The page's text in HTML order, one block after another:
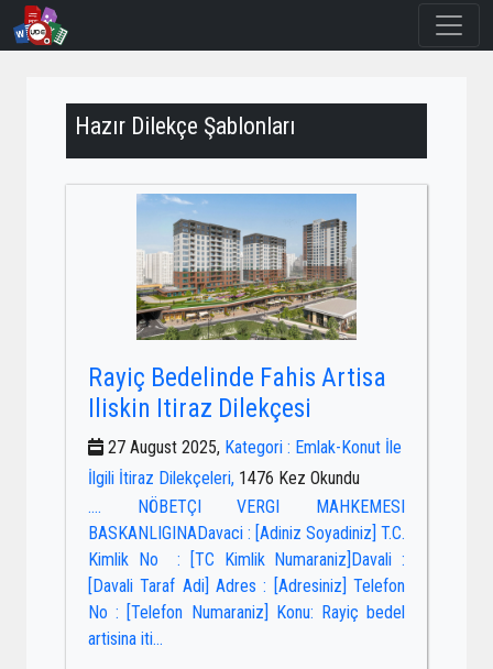
Hazır Dilekçe Şablonları
Rayiç Bedelinde Fahis Artisa
Iliskin Itiraz Dilekçesi
27 August 2025, Kategori : Emlak-Konut İle
İlgili İtiraz Dilekçeleri, 1476 Kez Okundu
…. NÖBETÇI VERGI MAHKEMESI
BASKANLIGINADavaci : [Adiniz Soyadiniz] T.C.
Kimlik No : [TC Kimlik Numaraniz]Davali :
[Davali Taraf Adi] Adres : [Adresiniz] Telefon
No : [Telefon Numaraniz] Konu: Rayiç bedel
artisina iti...